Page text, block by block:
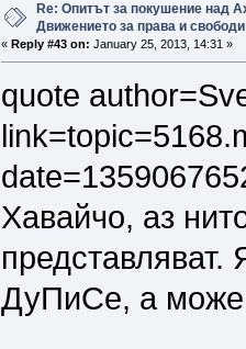
Re: Опитът за покушение над
Движението за права и свободи
« Reply #43 on: January 25, 2013, 14:31 »
quote
Хавайчо, аз
представляват.
ДуПиСе, а може